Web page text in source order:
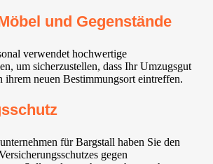
und Gegenstände
verwendet hochwertige
um sicherzustellen, dass Ihr Umzugsgut
ihrem neuen Bestimmungsort eintreffen.
für Bargstall haben Sie den
gegen